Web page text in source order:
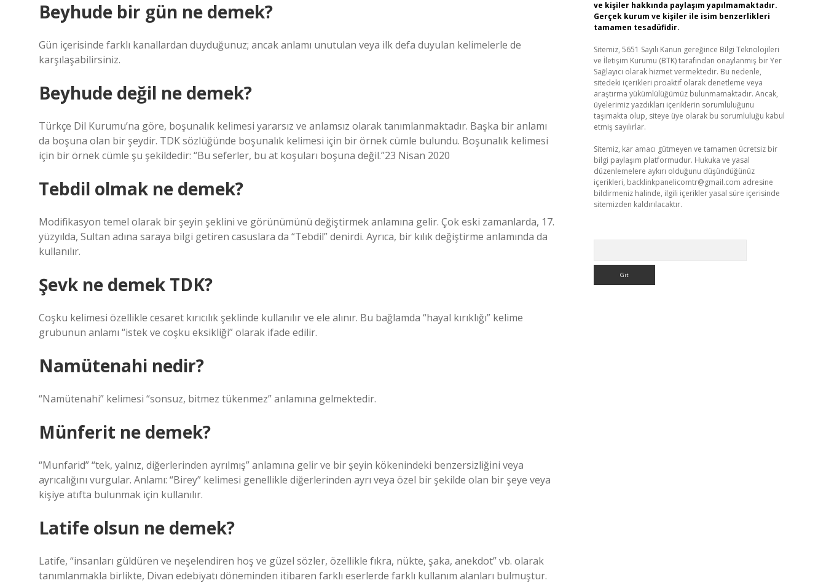
Beyhude bir gün ne demek?
Gün içerisinde farklı kanallardan duyduğunuz; ancak anlamı unutulan veya ilk defa duyulan kelimelerle de
karşılaşabilirsiniz.
Beyhude değil ne demek?
Türkçe Dil Kurumu’na göre, boşunalık kelimesi yararsız ve anlamsız olarak tanımlanmaktadır. Başka bir anlamı
da boşuna olan bir şeydir. TDK sözlüğünde boşunalık kelimesi için bir örnek cümle bulundu. Boşunalık kelimesi
için bir örnek cümle şu şekildedir: “Bu seferler, bu at koşuları boşuna değil.”23 Nisan 2020
Tebdil olmak ne demek?
Modifikasyon temel olarak bir şeyin şeklini ve görünümünü değiştirmek anlamına gelir. Çok eski zamanlarda, 17.
yüzyılda, Sultan adına saraya bilgi getiren casuslara da “Tebdil” denirdi. Ayrıca, bir kılık değiştirme anlamında da
kullanılır.
Şevk ne demek TDK?
Coşku kelimesi özellikle cesaret kırıcılık şeklinde kullanılır ve ele alınır. Bu bağlamda “hayal kırıklığı” kelime
grubunun anlamı “istek ve coşku eksikliği” olarak ifade edilir.
Namütenahi nedir?
“Namütenahi” kelimesi “sonsuz, bitmez tükenmez” anlamına gelmektedir.
Münferit ne demek?
“Munfarid” “tek, yalnız, diğerlerinden ayrılmış” anlamına gelir ve bir şeyin kökenindeki benzersizliğini veya
ayrıcalığını vurgular. Anlamı: “Birey” kelimesi genellikle diğerlerinden ayrı veya özel bir şekilde olan bir şeye veya
kişiye atıfta bulunmak için kullanılır.
Latife olsun ne demek?
Latife, “insanları güldüren ve neşelendiren hoş ve güzel sözler, özellikle fıkra, nükte, şaka, anekdot” vb. olarak
tanımlanmakla birlikte, Divan edebiyatı döneminden itibaren farklı eserlerde farklı kullanım alanları bulmuştur.
ve kişiler hakkında paylaşım yapılmamaktadır.
Gerçek kurum ve kişiler ile isim benzerlikleri
tamamen tesadüfidir.
Sitemiz, 5651 Sayılı Kanun gereğince Bilgi Teknolojileri
ve İletişim Kurumu (BTK) tarafından onaylanmış bir Yer
Sağlayıcı olarak hizmet vermektedir. Bu nedenle,
sitedeki içerikleri proaktif olarak denetleme veya
araştırma yükümlülüğümüz bulunmamaktadır. Ancak,
üyelerimiz yazdıkları içeriklerin sorumluluğunu
taşımakta olup, siteye üye olarak bu sorumluluğu kabul
etmiş sayılırlar.
Sitemiz, kar amacı gütmeyen ve tamamen ücretsiz bir
bilgi paylaşım platformudur. Hukuka ve yasal
düzenlemelere aykırı olduğunu düşündüğünüz
içerikleri, backlinkpanelicomtr@gmail.com adresine
bildirmeniz halinde, ilgili içerikler yasal süre içerisinde
sitemizden kaldırılacaktır.